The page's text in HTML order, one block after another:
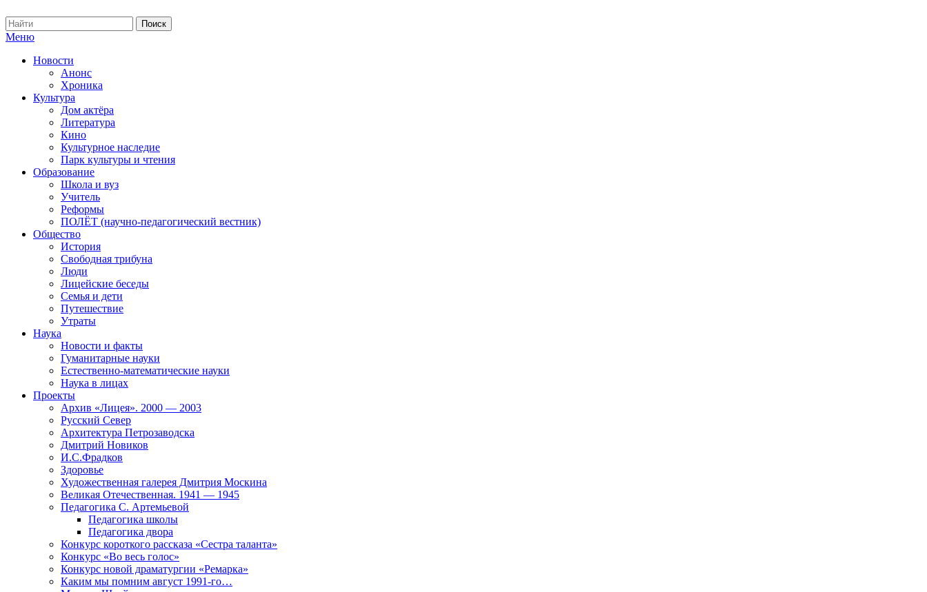
Меню
Новости
Анонс
Хроника
Культура
Дом актёра
Литература
Кино
Культурное наследие
Парк культуры и чтения
Образование
Школа и вуз
Учитель
Реформы
ПОЛЁТ (научно-педагогический вестник)
Общество
История
Свободная трибуна
Люди
Лицейские беседы
Семья и дети
Путешествие
Утраты
Наука
Новости и факты
Гуманитарные науки
Естественно-математические науки
Наука в лицах
Проекты
Архив «Лицея». 2000 — 2003
Русский Север
Архитектура Петрозаводска
Дмитрий Новиков
И.С.Фрадков
Здоровье
Художественная галерея Дмитрия Москина
Великая Отечественная. 1941 — 1945
Педагогика С. Артемьевой
Педагогика школы
Педагогика двора
Конкурс короткого рассказа «Сестра таланта»
Конкурс «Во весь голос»
Конкурс новой драматургии «Ремарка»
Каким мы помним август 1991-го…